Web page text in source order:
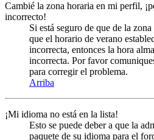
Cambié la zona horaria en mi perfil,
incorrecto!
Si está seguro de que de la
que el horario de verano
incorrecta, entonces la hora
incorrecta. Por favor
para corregir el problema.
Arriba
¡Mi idioma no está en la lista!
Esto se puede deber a que la
paquete de su idioma para el